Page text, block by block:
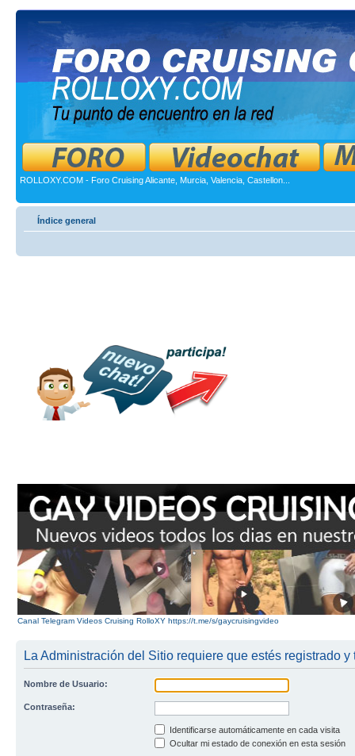
ROLLOXY.COM - Foro Cruising Alicante, Murcia, Valencia, Castellon...
Índice general
Canal Telegram Videos Cruising RolloXY https://t.me/s/gaycruisingvideo
La Administración del Sitio requiere que estés registrado
Nombre de Usuario:
Contraseña:
Identificarse automáticamente en cada visita
Ocultar mi estado de conexión en esta sesión